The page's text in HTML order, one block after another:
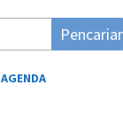
AGENDA